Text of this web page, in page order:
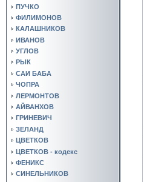
ПУЧКО
ФИЛИМОНОВ
КАЛАШНИКОВ
ИВАНОВ
УГЛОВ
РЫК
САИ БАБА
ЧОПРА
ЛЕРМОНТОВ
АЙВАНХОВ
ГРИНЕВИЧ
ЗЕЛАНД
ЦВЕТКОВ
ЦВЕТКОВ - кодекс
ФЕНИКС
СИНЕЛЬНИКОВ